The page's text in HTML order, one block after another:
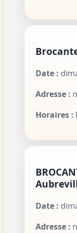
Date :
Adresse :
Horaires :
Date :
Adresse :